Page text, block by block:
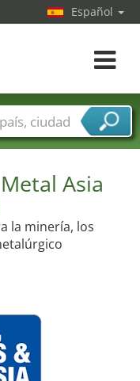
Asia
la minería, los
Español
toggle
Ciudades